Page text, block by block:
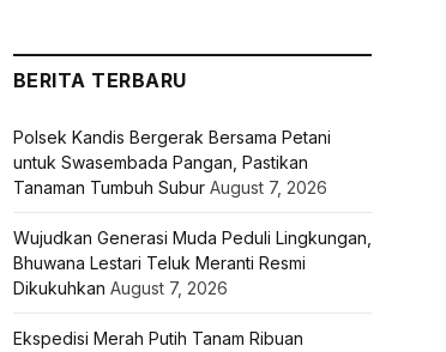
BERITA TERBARU
Polsek Kandis Bergerak Bersama Petani
untuk Swasembada Pangan, Pastikan
Tanaman Tumbuh Subur August 7, 2026
Wujudkan Generasi Muda Peduli Lingkungan,
Bhuwana Lestari Teluk Meranti Resmi
Dikukuhkan August 7, 2026
Ekspedisi Merah Putih Tanam Ribuan